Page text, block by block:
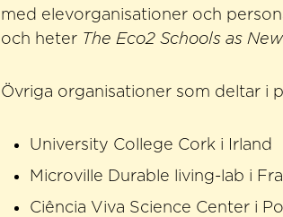
med elevorganisationer och
och heter The Eco2 Schools as
Övriga organisationer som deltar i
University College Cork i Irland
Microville Durable living-lab i
Ciência Viva Science Center i